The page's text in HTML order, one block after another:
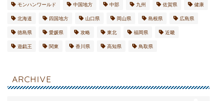
モンハンワールド 中国地方 中部 九州 佐賀県 健康
北海道 四国地方 山口県 岡山県 島根県 広島県
徳島県 愛媛県 攻略 東北 福岡県 近畿
遊戯王 関東 香川県 高知県 鳥取県
ARCHIVE
グ
GA